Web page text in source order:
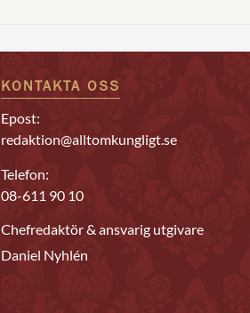
KONTAKTA OSS
Epost:
redaktion@alltomkungligt.se
Telefon:
08-611 90 10
Chefredaktör & ansvarig utgivare
Daniel Nyhlén